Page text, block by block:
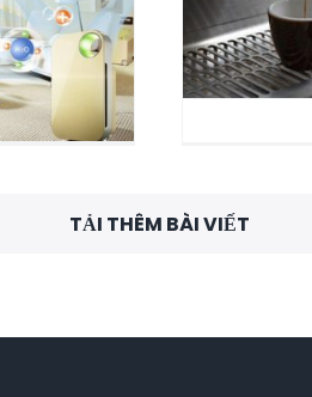
vi mô
TẢI THÊM BÀI VIẾT